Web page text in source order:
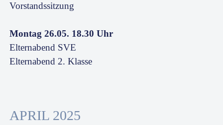
Vorstandssitzung
Montag 26.05. 18.30 Uhr
Elternabend SVE
Elternabend 2. Klasse
APRIL 2025